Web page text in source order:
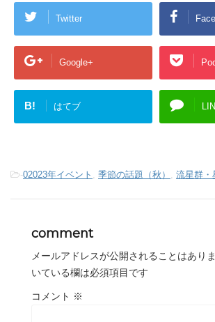
Twitter
Google+
B! はてブ
-02023年イベント 季節の話題（秋） 流星群・
comment
メールアドレスが公開されることはありま
いている欄は必須項目です
コメント ※